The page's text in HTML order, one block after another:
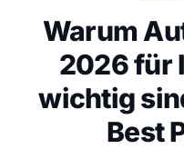
Warum
2026 für
wichtig
Best